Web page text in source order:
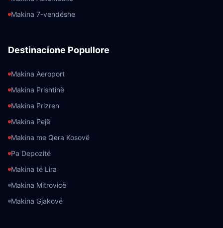
Makina 7-vendëshe
Destinacione Popullore
Makina Aeroport
Makina Prishtinë
Makina Prizren
Makina Pejë
Makina me Qera Kosovë
Pa Depozitë
Makina të Lira
Makina Mitrovicë
Makina Gjakovë